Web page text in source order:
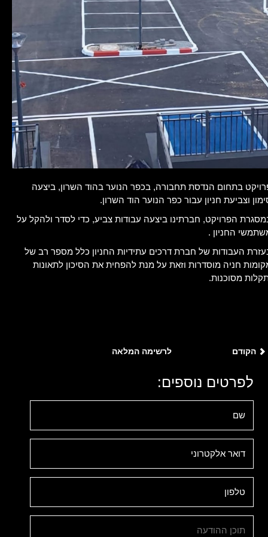
בתחום הנדסת תחבורה, בכפר הנוער בהוד השרון, ביצעה
וצביעת חניון עבור כפר הנוער הוד השרון.
הפרויקט, חברתינו ביצעה עבודות צביע, כדי לסדר ולהקל על
החניון .
העבודות של חברת דרכים עתידיות החניון כלל מספר רב של
חניה מוסדרות וזאת על מנת להפחית את הסיכון לתאונות
מסוכנות.
הקודם לרשימה המלאה
לפרטים נוספים: